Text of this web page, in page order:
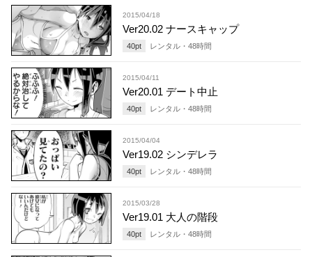
2015/04/18
Ver20.02 ナースキャップ
40pt レンタル・ 48時間
2015/04/11
Ver20.01 デート中止
40pt レンタル・ 48時間
2015/04/04
Ver19.02 シンデレラ
40pt レンタル・ 48時間
2015/03/28
Ver19.01 大人の階段
40pt レンタル・ 48時間